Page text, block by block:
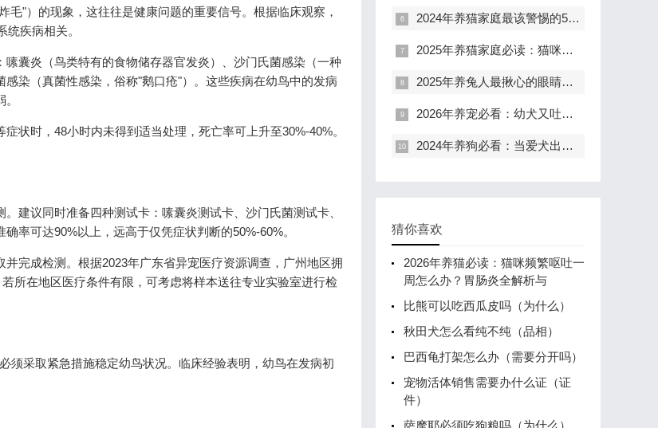
"）的现象，这往往是健康问题的重要信号。根据临床观察，
疾病相关。
囊炎（鸟类特有的食物储存器官发炎）、沙门氏菌感染（一种
染（真菌性感染，俗称"鹅口疮"）。这些疾病在幼鸟中的发病
状时，48小时内未得到适当处理，死亡率可上升至30%-40%。
建议同时准备四种测试卡：嗉囊炎测试卡、沙门氏菌测试卡、
率可达90%以上，远高于仅凭症状判断的50%-60%。
完成检测。根据2023年广东省异宠医疗资源调查，广州地区拥
所在地区医疗条件有限，可考虑将样本送往专业实验室进行检
须采取紧急措施稳定幼鸟状况。临床经验表明，幼鸟在发病初
2024年养猫家庭最该警惕的5大危险信号：猫咪突然站不起来，90%的主人错过了黄金4小时
2025年养猫家庭必读：猫咪眼皮突然肿了，眼睛却没事？3步排查法帮你快速判断
2025年养兔人最揪心的眼睛问题：兔子单眼流泪、狂抓不止，90%是这4个原因！
2026年养宠必看：幼犬又吐又拉，别慌！这份紧急处理指南能救它一命
2024年养狗必看：当爱犬出现软便带血，90%的铲屎官都做错了这些事
猜你喜欢
2026年养猫必读：猫咪频繁呕吐一
周怎么办？胃肠炎全解析与
比熊可以吃西瓜皮吗（为什么）
秋田犬怎么看纯不纯（品相）
巴西龟打架怎么办（需要分开吗）
宠物活体销售需要办什么证（证
件）
萨摩耶必须吃狗粮吗（为什么）